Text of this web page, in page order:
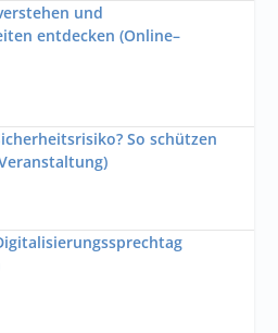
und
entdecken (Online–
So schützen